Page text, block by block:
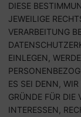
DIESE
JEWEILIGE
VERARBEITUNG
EINLEGEN,
ES SEI DENN,
GRÜNDE FÜR DIE
INTERESSEN,